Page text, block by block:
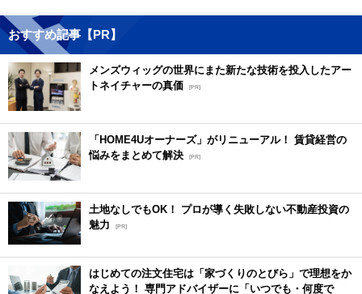
おすすめ記事【PR】
メンズウィッグの世界にまた新たな技術を投入したアー
トネイチャーの真価 [PR]
「HOME4Uオーナーズ」がリニューアル！ 賃貸経営の
悩みをまとめて解決 [PR]
土地なしでもOK！ プロが導く失敗しない不動産投資の
魅力
[PR]
はじめての注文住宅は「家づくりのとびら」で理想をか
なえよう！ 専門アドバイザーに「いつでも・何度で